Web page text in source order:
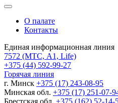
О палате
Контакты
Единая информационная линия
7572 (МТС, A1, Life)
+375 (44) 592-99-27
Горячая линия
г. Минск +375 (17) 243-08-95
Минская обл. +375 (17) 251-07-
Брестская обл. +375 (162) 52-14-